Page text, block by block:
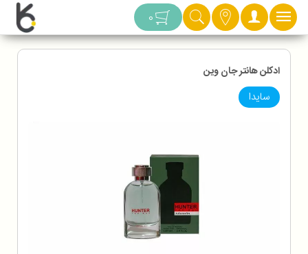
دسته بندی 0
ادکلن هانتر جان وین
سایدا